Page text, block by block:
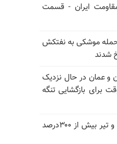
ایران - قسمت
موشکی به نفتکش
شدند
و عمان در حال نزدیک
برای بازگشایی تنگه
قبض آب و برق خرداد و تیر بیش از ۳۰۰درصد